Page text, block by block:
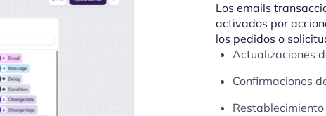
Los emails
activados por
los pedidos o
Actualizaciones
Confirmaciones